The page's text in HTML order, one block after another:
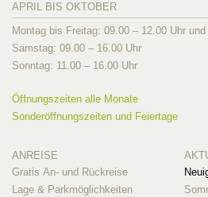
APRIL BIS OKTOBER
Montag bis Freitag: 09.00 – 12.00 Uhr
Samstag: 09.00 – 16.00 Uhr
Sonntag: 11.00 – 16.00 Uhr
Öffnungszeiten alle Monate
Sonderöffnungszeiten und Feiertage
ANREISE
Gratis An- und Rückreise
Lage & Parkmöglichkeiten